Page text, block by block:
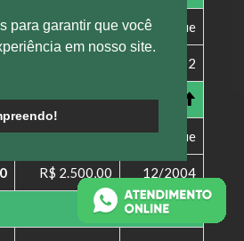
para garantir que você
em nosso site.
M2atual entregue
12/2002
2.193,58 %
M2atual entregue
R$ 2.500,00 12/2004
2.193,58 %